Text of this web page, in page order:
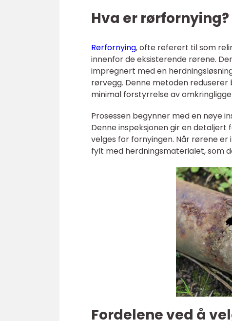
Hva er rørfornying?
Rørfornying, ofte referert til som
innenfor de eksisterende rørene.
impregnert med en
rørvegg. Denne metoden
minimal forstyrrelse av
Prosessen begynner med en nøye
Denne inspeksjonen gir en
velges for fornyingen. Når rørene
fylt med herdningsmaterialet, som
Fordelene ved å